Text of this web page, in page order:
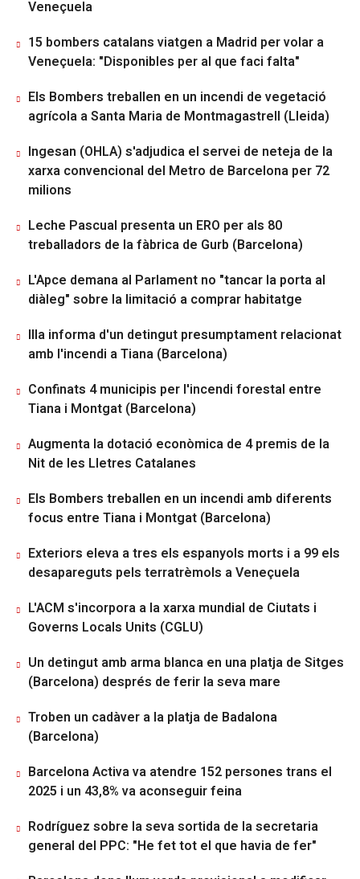
Veneçuela
15 bombers catalans viatgen a Madrid per volar a
Veneçuela: "Disponibles per al que faci falta"
Els Bombers treballen en un incendi de vegetació
agrícola a Santa Maria de Montmagastrell (Lleida)
Ingesan (OHLA) s'adjudica el servei de neteja de la
xarxa convencional del Metro de Barcelona per 72
milions
Leche Pascual presenta un ERO per als 80
treballadors de la fàbrica de Gurb (Barcelona)
L'Apce demana al Parlament no "tancar la porta al
diàleg" sobre la limitació a comprar habitatge
Illa informa d'un detingut presumptament relacionat
amb l'incendi a Tiana (Barcelona)
Confinats 4 municipis per l'incendi forestal entre
Tiana i Montgat (Barcelona)
Augmenta la dotació econòmica de 4 premis de la
Nit de les Lletres Catalanes
Els Bombers treballen en un incendi amb diferents
focus entre Tiana i Montgat (Barcelona)
Exteriors eleva a tres els espanyols morts i a 99 els
desapareguts pels terratrèmols a Veneçuela
L'ACM s'incorpora a la xarxa mundial de Ciutats i
Governs Locals Units (CGLU)
Un detingut amb arma blanca en una platja de Sitges
(Barcelona) després de ferir la seva mare
Troben un cadàver a la platja de Badalona
(Barcelona)
Barcelona Activa va atendre 152 persones trans el
2025 i un 43,8% va aconseguir feina
Rodríguez sobre la seva sortida de la secretaria
general del PPC: "He fet tot el que havia de fer"